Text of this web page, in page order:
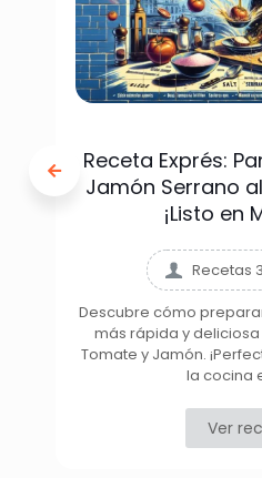
Receta Exprés:
Jamón Serrano
¡Listo en
Recetas
Descubre cómo
más rápida y
Tomate y Jamón.
la cocina
Ver